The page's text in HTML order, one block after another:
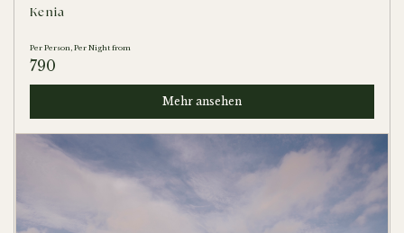
Kenia
Per Person, Per Night from
790
Mehr ansehen